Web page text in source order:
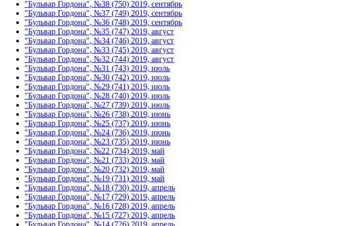
"Бульвар Гордона", №38 (750) 2019, сентябрь
"Бульвар Гордона", №37 (749) 2019, сентябрь
"Бульвар Гордона", №36 (748) 2019, сентябрь
"Бульвар Гордона", №35 (747) 2019, август
"Бульвар Гордона", №34 (746) 2019, август
"Бульвар Гордона", №33 (745) 2019, август
"Бульвар Гордона", №32 (744) 2019, август
"Бульвар Гордона", №31 (743) 2019, июль
"Бульвар Гордона", №30 (742) 2019, июль
"Бульвар Гордона", №29 (741) 2019, июль
"Бульвар Гордона", №28 (740) 2019, июль
"Бульвар Гордона", №27 (739) 2019, июль
"Бульвар Гордона", №26 (738) 2019, июнь
"Бульвар Гордона", №25 (737) 2019, июнь
"Бульвар Гордона", №24 (736) 2019, июнь
"Бульвар Гордона", №23 (735) 2019, июнь
"Бульвар Гордона", №22 (734) 2019, май
"Бульвар Гордона", №21 (733) 2019, май
"Бульвар Гордона", №20 (732) 2019, май
"Бульвар Гордона", №19 (731) 2019, май
"Бульвар Гордона", №18 (730) 2019, апрель
"Бульвар Гордона", №17 (729) 2019, апрель
"Бульвар Гордона", №16 (728) 2019, апрель
"Бульвар Гордона", №15 (727) 2019, апрель
"Бульвар Гордона", №14 (726) 2019, апрель